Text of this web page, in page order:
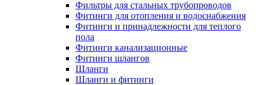
Фильтры для стальных трубопроводов
Фитинги для отопления и водоснабжения
Фитинги и принадлежности для теплого
пола
Фитинги канализационные
Фитинги шлангов
Шланги
Шланги и фитинги